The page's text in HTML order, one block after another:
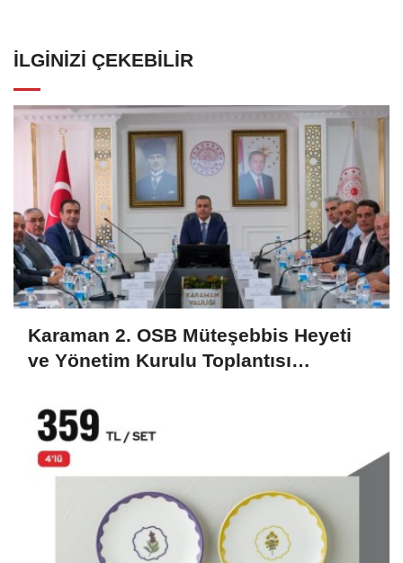
İLGINIZI ÇEKEBILIR
Karaman 2. OSB Müteşebbis Heyeti
ve Yönetim Kurulu Toplantısı